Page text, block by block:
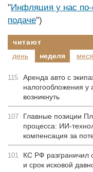
"Инфляция у нас по-
подаче")
читают
день
неделя
115
Аренда авто с
налогообложения у
возникнуть
107
Главные позиции
процесса: ИИ-
компенсация за
101
КС РФ разграничил
и срок исковой